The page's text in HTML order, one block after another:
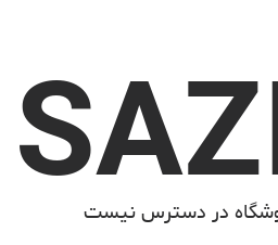
در دسترس نیست